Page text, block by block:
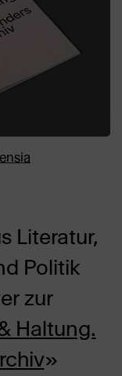
Literatur,
Politik
zur
Haltung.
»